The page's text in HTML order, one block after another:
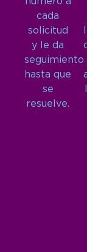
cada
solicitud
y le da
seguimiento
hasta que
se
resuelve.